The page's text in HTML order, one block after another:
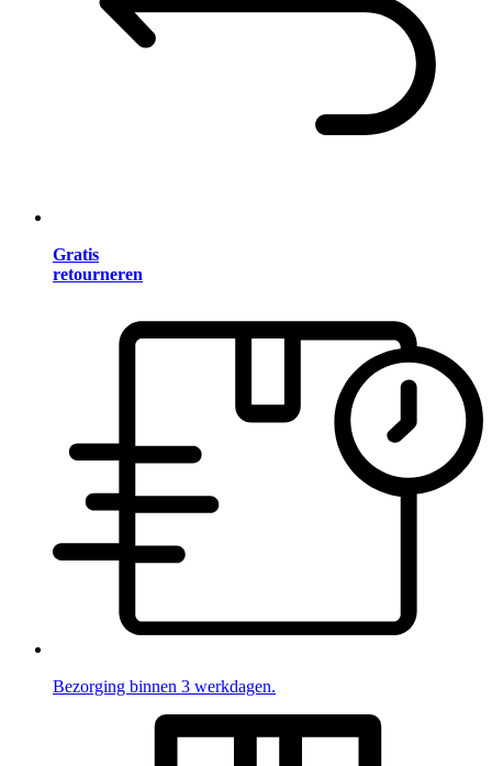
Gratis
retourneren
Bezorging binnen 3 werkdagen.